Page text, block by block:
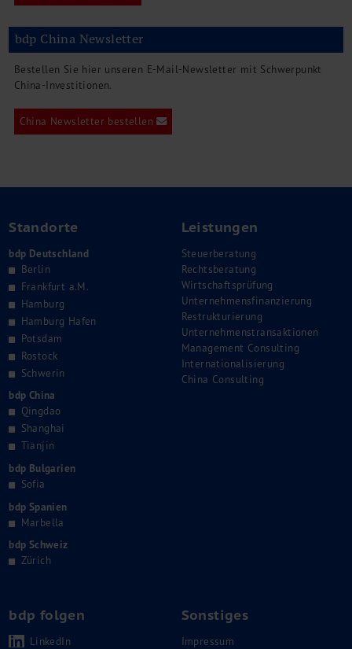
bdp China Newsletter
Bestellen Sie hier unseren E-Mail-Newsletter mit Schwerpunkt
China-Investitionen.
China Newsletter bestellen
Standorte
bdp Deutschland
Berlin
Frankfurt a.M.
Hamburg
Hamburg Hafen
Potsdam
Rostock
Schwerin
bdp China
Qingdao
Shanghai
Tianjin
bdp Bulgarien
Sofia
bdp Spanien
Marbella
bdp Schweiz
Zürich
Leistungen
Steuerberatung
Rechtsberatung
Wirtschaftsprüfung
Unternehmensfinanzierung
Restrukturierung
Unternehmenstransaktionen
Management Consulting
Internationalisierung
China Consulting
bdp folgen
LinkedIn
Sonstiges
Impressum